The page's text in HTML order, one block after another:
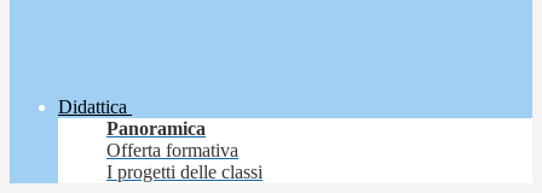
Didattica
Panoramica
Offerta formativa
I progetti delle classi